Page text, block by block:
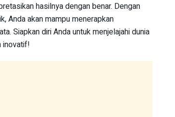
hasilnya dengan benar. Dengan
Anda akan mampu menerapkan
Siapkan diri Anda untuk menjelajahi dunia
inovatif!